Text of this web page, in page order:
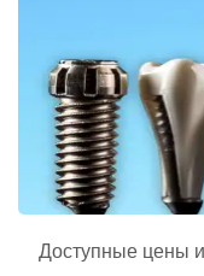
Доступные цены